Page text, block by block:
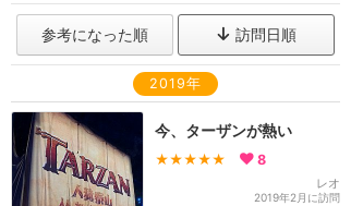
参考になった順 訪問日順
2019年
今、ターザンが熱い
★★★★★ 8
レオ
2019年2月に訪問